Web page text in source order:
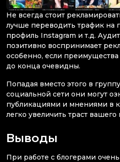
Не всегда стоит
лучше переводить трафик на
профиль Instagram и т.д.
позитивно воспринимает
особенно, если преимущества
до конца очевидны.
Попадая вместо этого в
социальной сети они могут
публикациями и мнениями в
легко увеличить траст
Выводы
При работе с блогерами